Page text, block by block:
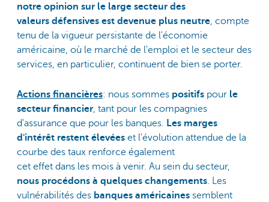
notre opinion sur le large secteur des
valeurs défensives est devenue plus neutre, compte
tenu de la vigueur persistante de l'économie
américaine, où le marché de l'emploi et le secteur des
services, en particulier, continuent de bien se porter.
Actions financières: nous sommes positifs pour le
secteur financier, tant pour les compagnies
d'assurance que pour les banques. Les marges
d'intérêt restent élevées et l'évolution attendue de la
courbe des taux renforce également
cet effet dans les mois à venir. Au sein du secteur,
nous procédons à quelques changements. Les
vulnérabilités des banques américaines semblent